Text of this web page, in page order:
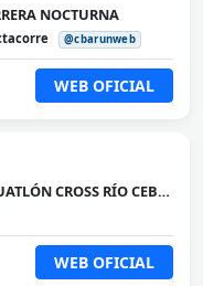
NOCTURNA
@cbarunweb
WEB OFICIAL
CROSS RÍO CEBALLOS
WEB OFICIAL